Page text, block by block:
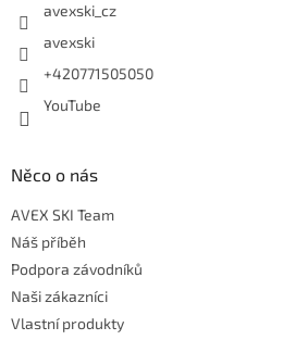
avexski_cz
avexski
+420771505050
YouTube
Něco o nás
AVEX SKI Team
Náš příběh
Podpora závodníků
Naši zákazníci
Vlastní produkty